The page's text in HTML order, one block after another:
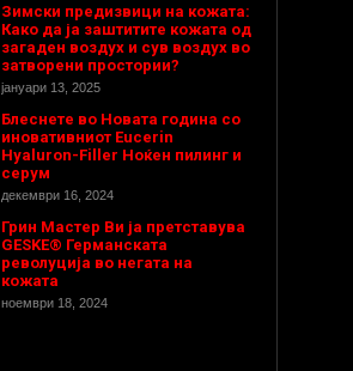
Зимски предизвици на кожата:
Како да ја заштитите кожата од
загаден воздух и сув воздух во
затворени простории?
јануари 13, 2025
Блеснете во Новата година со
иновативниот Eucerin
Hyaluron-Filler Ноќен пилинг и
серум
декември 16, 2024
Грин Мастер Ви ја претставува
GESKE® Германската
револуција во негата на
кожата
ноември 18, 2024